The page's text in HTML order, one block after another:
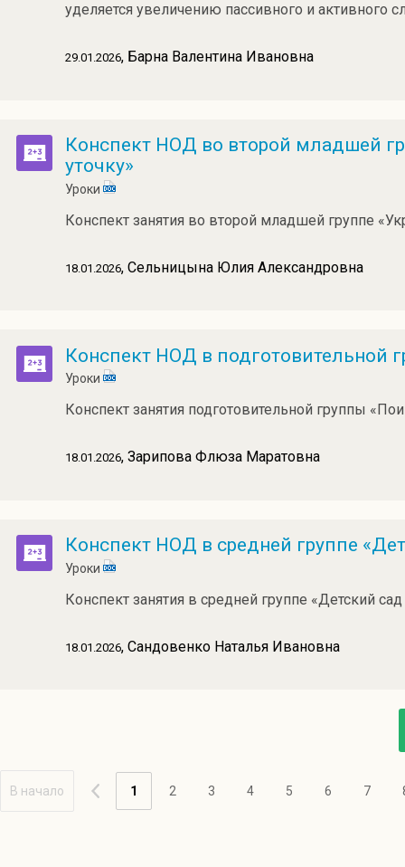
уделяется увеличению пассивного и активного
29.01.2026, Барна Валентина Ивановна
Конспект НОД во второй младшей
уточку»
Уроки
Конспект занятия во второй младшей группе
18.01.2026, Сельницына Юлия Александровна
Конспект НОД в подготовительной
Уроки
Конспект занятия подготовительной группы
18.01.2026, Зарипова Флюза Маратовна
Конспект НОД в средней группе
Уроки
Конспект занятия в средней группе «Детский
18.01.2026, Сандовенко Наталья Ивановна
В начало 1 2 3 4 5 6 7